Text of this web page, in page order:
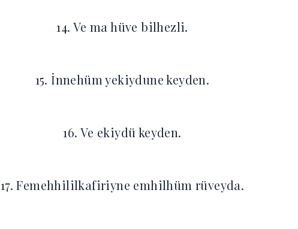
14. Ve ma hüve bilhezli.
15. İnnehüm yekiydune keyden.
16. Ve ekiydü keyden.
17. Femehhililkafiriyne emhilhüm rüveyda.